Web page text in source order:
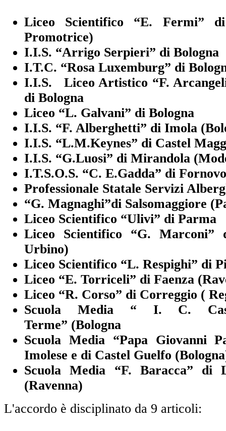
Liceo Scientifico “E. Fermi” di
Promotrice)
I.I.S. “Arrigo Serpieri” di Bologna
I.T.C. “Rosa Luxemburg” di
I.I.S. Liceo Artistico “F.
di Bologna
Liceo “L. Galvani” di Bologna
I.I.S. “F. Alberghetti” di Imola
I.I.S. “L.M.Keynes” di Castel
I.I.S. “G.Luosi” di Mirandola
I.T.S.O.S. “C. E.Gadda” di
Professionale Statale Servizi
“G. Magnaghi”di Salsomaggiore
Liceo Scientifico “Ulivi” di Parma
Liceo Scientifico “G. Marconi”
Urbino)
Liceo Scientifico “L. Respighi” di
Liceo “E. Torriceli” di Faenza
Liceo “R. Corso” di Correggio (
Scuola Media “ I. C.
Terme” (Bologna
Scuola Media “Papa Giovanni
Imolese e di Castel Guelfo
Scuola Media “F. Baracca” di
(Ravenna)
L'accordo è disciplinato da 9 articoli: